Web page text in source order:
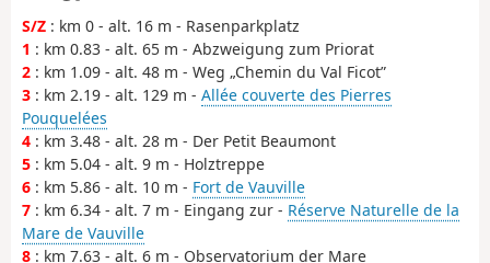
S/Z : km 0 - alt. 16 m - Rasenparkplatz
1 : km 0.83 - alt. 65 m - Abzweigung zum Priorat
2 : km 1.09 - alt. 48 m - Weg „Chemin du Val Ficot”
3 : km 2.19 - alt. 129 m - Allée couverte des Pierres
Pouquelées
4 : km 3.48 - alt. 28 m - Der Petit Beaumont
5 : km 5.04 - alt. 9 m - Holztreppe
6 : km 5.86 - alt. 10 m - Fort de Vauville
7 : km 6.34 - alt. 7 m - Eingang zur - Réserve Naturelle de la
Mare de Vauville
8 : km 7.63 - alt. 6 m - Observatorium der Mare